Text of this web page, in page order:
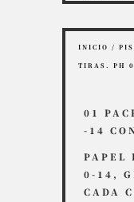
INICIO /
TIRAS. PH
01
-14
PAPEL
0-14,
CADA